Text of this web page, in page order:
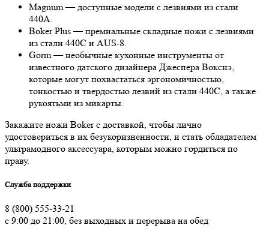
Magnum — доступные модели с лезвиями из стали
440А.
Boker Plus — премиальные складные ножи с лезвиями
из стали 440С и AUS-8.
Gorm — необычные кухонные инструменты от
известного датского дизайнера Джеспера Вокснэ,
которые могут похвастаться эргономичностью,
тонкостью и твердостью лезвий из стали 440С, а также
рукоятьми из микарты.
Закажите ножи Boker с доставкой, чтобы лично
удостовериться в их безукоризненности, и стать обладателем
ультрамодного аксессуара, которым можно гордиться по
праву.
Служба поддержки
8 (800) 555-33-21
с 9:00 до 21:00, без выходных и перерыва на обед